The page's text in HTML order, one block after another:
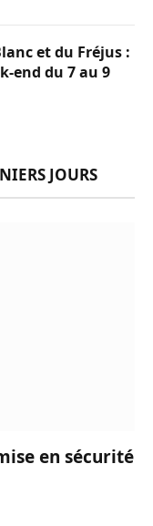
et du Fréjus :
end du 7 au 9
JOURS
en sécurité